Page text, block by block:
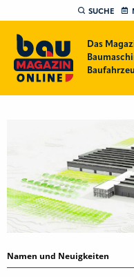
SUCHE
Das
Namen und Neuigkeiten